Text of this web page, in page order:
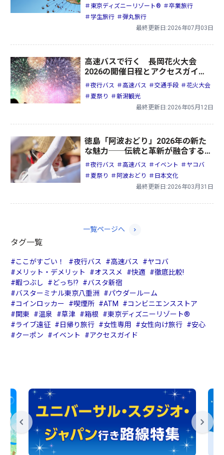
＃東京ディズニーリゾート® ＃卒業旅行
＃学生旅行 ＃弾丸旅行
最終更新日:2026年07月03日
高速バスで行く 長岡花火大会
2026の開催日程とアクセスガイ
ド！見どころや楽しみ方も紹介
＃夜行バス ＃高速バス ＃交通手段 ＃花火大会
＃夏祭り ＃新潟観光
最終更新日:2026年05月12日
徳島「阿波おどり」2026年の新た
な魅力──伝統と革新が融合する夏
の祭典
＃夜行バス ＃高速バス ＃イベント ＃ヤコバ
＃夏祭り ＃阿波おどり ＃日本文化
最終更新日:2026年03月31日
一覧ページへ
タグ一覧
#ここがすごい！ #夜行バス #高速バス
#ヤコバ
#メリット・デメリット
#オススメ #快適 #徹底比較!
#暇つぶし
#どっち!?
#バスタ新宿
#バスターミナル東京八重洲
#パウダールーム
#コインロッカー
#喫煙所 #ATM
#コンビニエンスストア
#関東
#温泉 #草津 #箱根
#東京ディズニーリゾート®
#ライブ遠征 #日帰り旅行 #女性専用 #女性向け旅行 #安心
#クーポン
#イベント #アクセスガイド